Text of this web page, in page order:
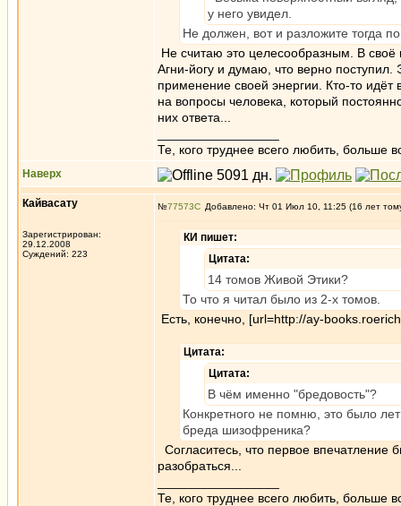
у него увидел.
Не должен, вот и разложите тогда
Не считаю это целесообразным. В
Агни-йогу и думаю, что верно
применение своей энергии. Кто-то идёт
на вопросы человека, который
них ответа...
Те, кого труднее всего любить, больше
Наверх
Кайвасату
Зарегистрирован:
29.12.2008
Суждений: 223
№77573 Добавлено: Чт 01 Июл 10, 11:25 (16 лет
КИ пишет:
Цитата:
14 томов Живой Этики?
То что я читал было из 2-х томов.
Есть, конечно, [url=http://ay-
Цитата:
Цитата:
В чём именно "бредовость"?
Конкретного не помню, это было
бреда шизофреника?
Согласитесь, что первое
разобраться...
Те, кого труднее всего любить, больше